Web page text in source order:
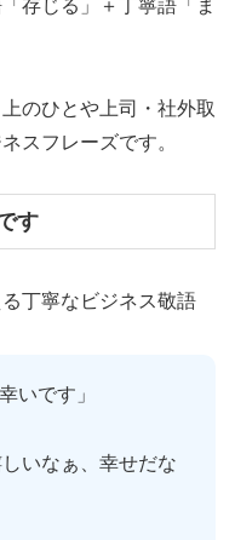
存じる」＋丁寧語「ま
のひとや上司・社外取
スフレーズです。
す
丁寧なビジネス敬語
いです」
いなぁ、幸せだな